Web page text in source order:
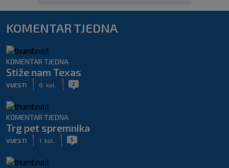
KOMENTAR TJEDNA
KOMENTAR TJEDNA
Stiže nam Texas
VIJESTI 8. kol. 2
KOMENTAR TJEDNA
Trg pet spremnika
VIJESTI 1. kol. 5